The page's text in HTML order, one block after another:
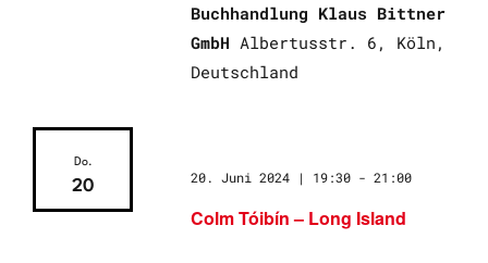
Buchhandlung Klaus Bittner
GmbH Albertusstr. 6, Köln,
Deutschland
Do.
20
Colm Tóibín – Long Island
20. Juni 2024 | 19:30 - 21:00